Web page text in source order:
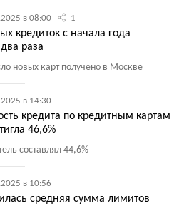
в 08:00 1
кредиток с начала года
раза
новых карт получено в Москве
в 14:30
кредита по кредитным картам
46,6%
составлял 44,6%
в 10:56
средняя сумма лимитов